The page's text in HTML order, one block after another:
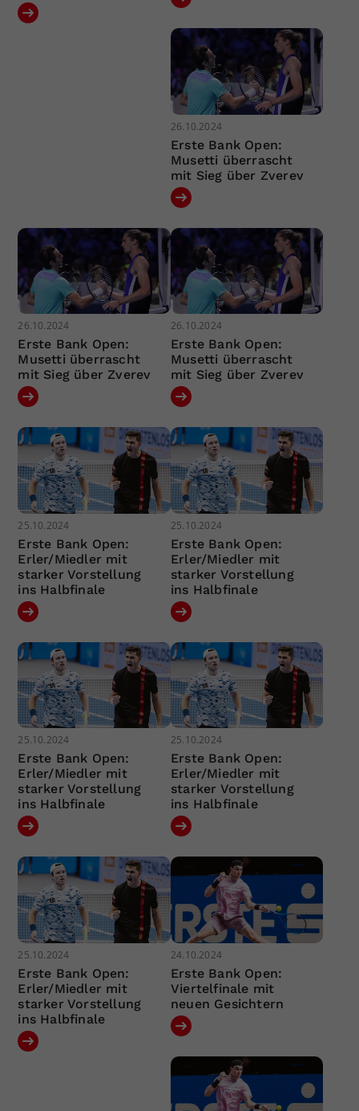
26.10.2024
Erste Bank Open:
Musetti überrascht
mit Sieg über Zverev
26.10.2024
Erste Bank Open:
Musetti überrascht
mit Sieg über Zverev
26.10.2024
Erste Bank Open:
Musetti überrascht
mit Sieg über Zverev
25.10.2024
Erste Bank Open:
Erler/Miedler mit
starker Vorstellung
ins Halbfinale
25.10.2024
Erste Bank Open:
Erler/Miedler mit
starker Vorstellung
ins Halbfinale
25.10.2024
Erste Bank Open:
Erler/Miedler mit
starker Vorstellung
ins Halbfinale
25.10.2024
Erste Bank Open:
Erler/Miedler mit
starker Vorstellung
ins Halbfinale
25.10.2024
Erste Bank Open:
Erler/Miedler mit
starker Vorstellung
ins Halbfinale
24.10.2024
Erste Bank Open:
Viertelfinale mit
neuen Gesichtern